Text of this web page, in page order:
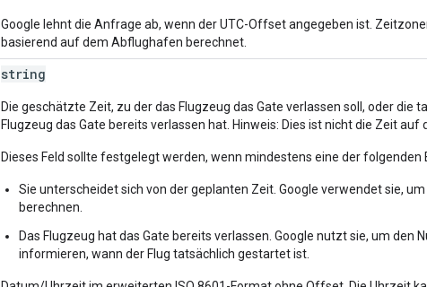
Google lehnt die Anfrage ab, wenn der UTC-Offset angegeben ist.
basierend auf dem Abflughafen berechnet.
string
Die geschätzte Zeit, zu der das Flugzeug das Gate verlassen soll, oder die
Flugzeug das Gate bereits verlassen hat. Hinweis: Dies ist nicht die Zeit auf
Dieses Feld sollte festgelegt werden, wenn mindestens eine der
Sie unterscheidet sich von der geplanten Zeit. Google verwendet sie,
berechnen.
Das Flugzeug hat das Gate bereits verlassen. Google nutzt sie, um den
informieren, wann der Flug tatsächlich gestartet ist.